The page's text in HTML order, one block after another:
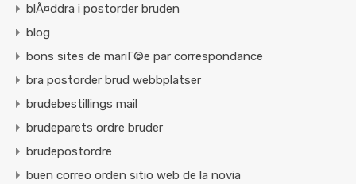
blÃ¤ddra i postorder bruden
blog
bons sites de mariГ©e par correspondance
bra postorder brud webbplatser
brudebestillings mail
brudeparets ordre bruder
brudepostordre
buen correo orden sitio web de la novia